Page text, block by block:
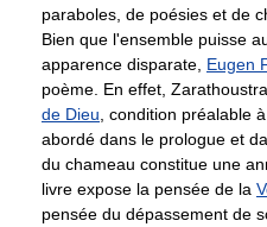
paraboles, de poésies et de
Bien que l'ensemble puisse
apparence disparate, Eugen
poème. En effet,
de Dieu , condition préalable
abordé dans le prologue et
du chameau constitue une
livre expose la pensée de la
pensée du dépassement de